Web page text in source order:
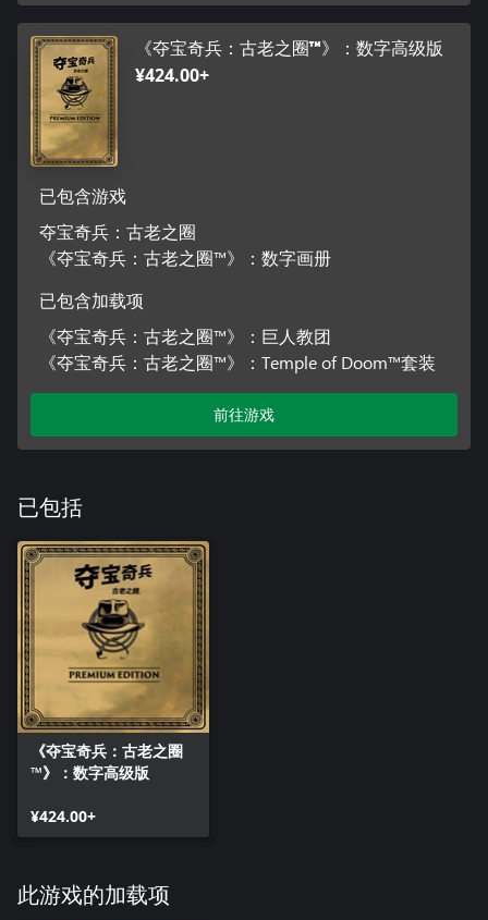
《夺宝奇兵：古老之圈™》：数字高级版
¥424.00+
已包含游戏
夺宝奇兵：古老之圈
《夺宝奇兵：古老之圈™》：数字画册
已包含加载项
《夺宝奇兵：古老之圈™》：巨人教团
《夺宝奇兵：古老之圈™》：Temple of Doom™套装
前往游戏
已包括
《夺宝奇兵：古老之圈
™》：数字高级版
¥424.00+
此游戏的加载项